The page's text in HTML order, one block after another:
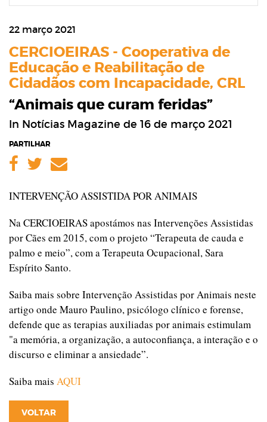
22 março 2021
CERCIOEIRAS - Cooperativa de
Educação e Reabilitação de
Cidadãos com Incapacidade, CRL
“Animais que curam feridas”
In Notícias Magazine de 16 de março 2021
PARTILHAR
Facebook
Twitter
Email
INTERVENÇÃO ASSISTIDA POR ANIMAIS
Na CERCIOEIRAS apostámos nas Intervenções Assistidas
por Cães em 2015, com o projeto “Terapeuta de cauda e
palmo e meio”, com a Terapeuta Ocupacional, Sara
Espírito Santo.
Saiba mais sobre Intervenção Assistidas por Animais neste
artigo onde Mauro Paulino, psicólogo clínico e forense,
defende que as terapias auxiliadas por animais estimulam
"a memória, a organização, a autoconfiança, a interação e o
discurso e eliminar a ansiedade”.
Saiba mais AQUI
VOLTAR